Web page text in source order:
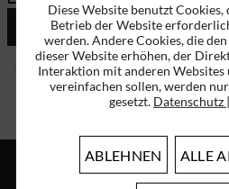
Ich habe die
Diese Website benutzt
Betrieb der Website
werden. Andere Cookies, die
dieser Website erhöhen, der
Interaktion mit anderen Websites
vereinfachen sollen, werden
gesetzt. Datenschutz |
ABLEHNEN ALLE